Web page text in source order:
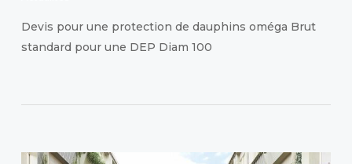
Devis pour une protection de dauphins oméga Brut
standard pour une DEP Diam 100